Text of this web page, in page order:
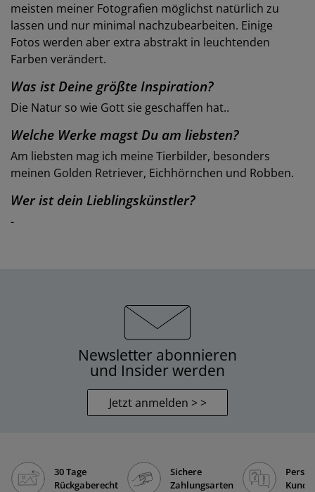
meisten meiner Fotografien möglichst natürlich zu
lassen und nur minimal nachzubearbeiten. Einige
Fotos werden aber extra abstrakt in leuchtenden
Farben verändert.
Was ist Deine größte Inspiration?
Die Natur so wie Gott sie geschaffen hat..
Welche Werke magst Du am liebsten?
Am liebsten mag ich meine Tierbilder, besonders
meinen Golden Retriever, Eichhörnchen und Robben.
Wer ist dein Lieblingskünstler?
-
Newsletter abonnieren
und Insider werden
Jetzt anmelden > >
30 Tage
Rückgaberecht
Sichere
Zahlungsarten